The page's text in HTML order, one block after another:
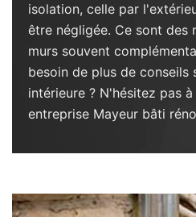
isolation, celle par
être négligée. Ce sont des
murs souvent
besoin de plus de conseils
intérieure ? N'hésitez pas
entreprise Mayeur bâti